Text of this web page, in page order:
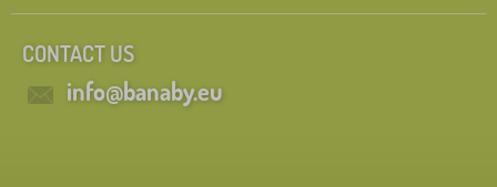
CONTACT US
info@banaby.eu